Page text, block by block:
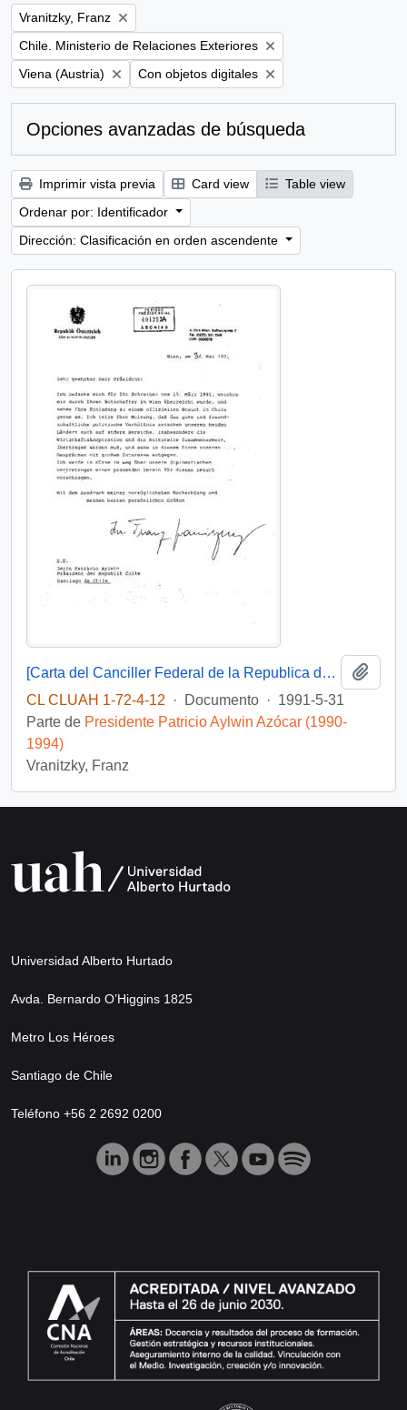
Remove filter:
Vranitzky, Franz
Remove filter:
Chile. Ministerio de Relaciones Exteriores
Remove filter:
Viena (Austria) Remove filter:
Con objetos digitales
Opciones avanzadas de búsqueda
Imprimir vista previa Card view
Table view
Ordenar por: Identificador
Dirección: Clasificación en orden ascendente
[Carta del Canciller Federal de la Republica de Austria al Presidente Aylwin, aceptando invitación a visitar Chile].
CL CLUAH 1-72-4-12
· Documento · 1991-5-31
Parte de Presidente Patricio Aylwin Azócar (1990-
1994)
Vranitzky, Franz
Universidad Alberto Hurtado
Avda. Bernardo O’Higgins 1825
Metro Los Héroes
Santiago de Chile
Teléfono +56 2 2692 0200